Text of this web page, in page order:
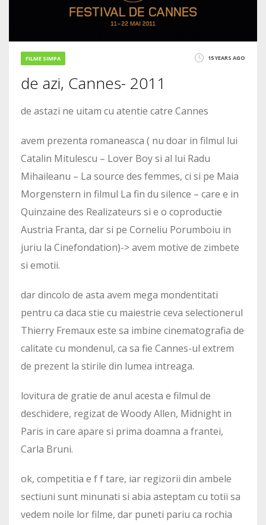
FILME SIMPA 15 YEARS AGO
de azi, Cannes- 2011
de astazi ne uitam cu atentie catre Cannes
avem prezenta romaneasca ( nu doar in filmul lui
Catalin Mitulescu – Lover Boy si al lui Radu
Mihaileanu – La source des femmes, ci si pe Maia
Morgenstern in filmul La fin du silence – care e in
Quinzaine des Realizateurs si e o coproductie
Austria Franta, dar si pe Corneliu Porumboiu in
juriu la Cinefondation)-> avem motive de zimbete
si emotii.
dar dincolo de asta avem mega mondentitati
pentru ca daca stie cu maiestrie ceva selectionerul
Thierry Fremaux este sa imbine cinematografia de
calitate cu mondenul, ca sa fie Cannes-ul extrem
de prezent la stirile din lumea intreaga.
lovitura de gratie de anul acesta e filmul de
deschidere, regizat de Woody Allen, Midnight in
Paris in care apare si prima doamna a frantei,
Carla Bruni.
ok, competitia e f f tare, iar regizorii din ambele
sectiuni sunt minunati si abia asteptam cu totii sa
vedem noile lor filme, dar puneti pariu ca rochia